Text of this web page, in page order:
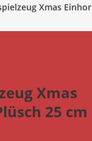
Xmas
Xmas
25 cm